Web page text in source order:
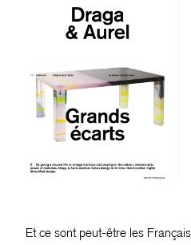
Et ce sont peut-être les